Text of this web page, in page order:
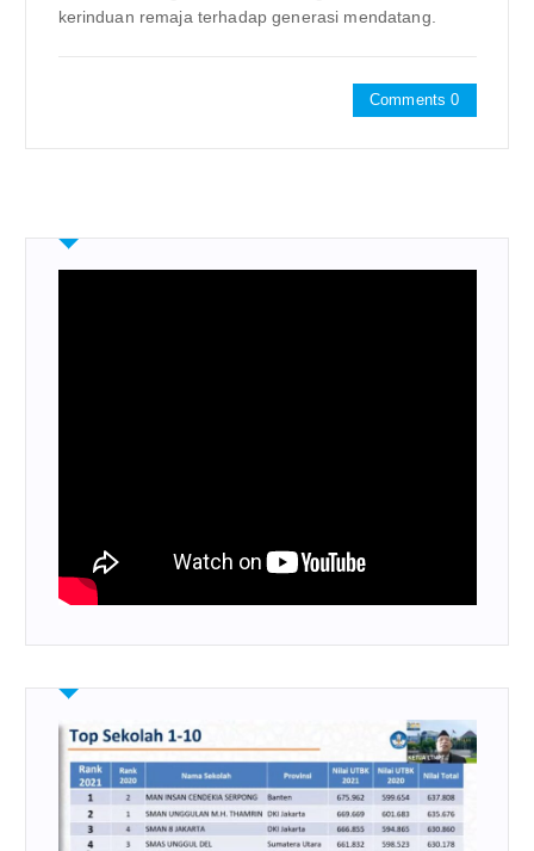
kerinduan remaja terhadap generasi mendatang.
Comments 0